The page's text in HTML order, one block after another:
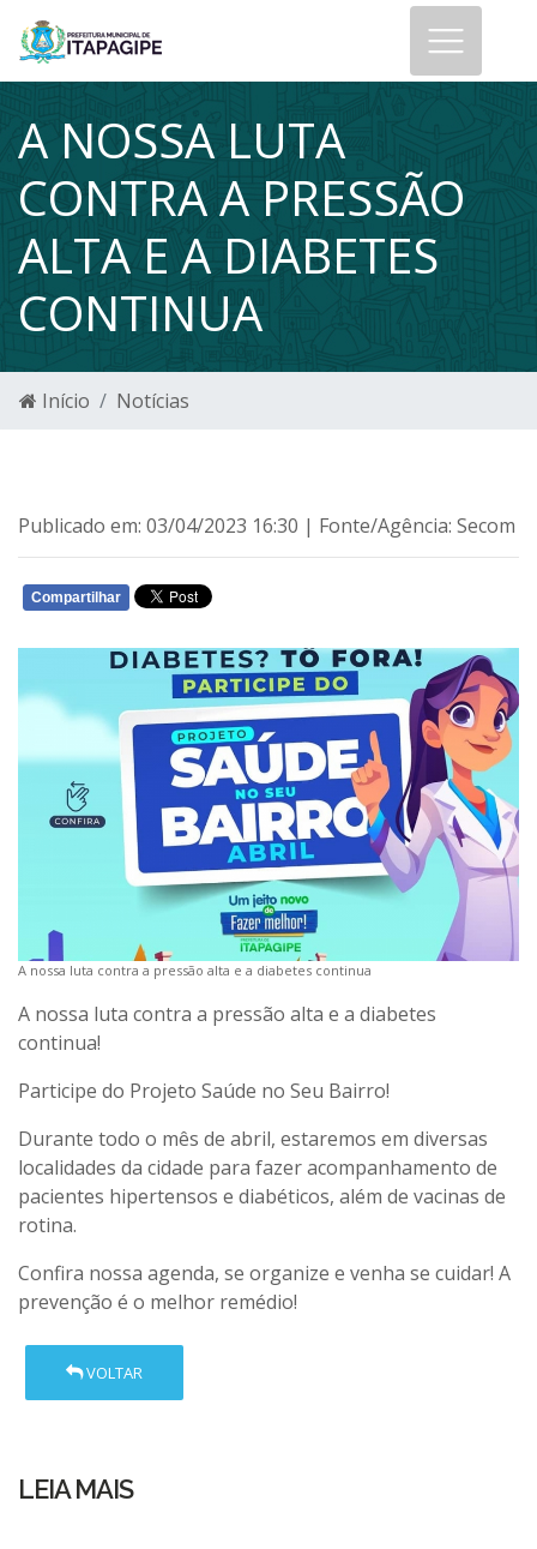
A NOSSA LUTA
CONTRA A PRESSÃO
ALTA E A DIABETES
CONTINUA
Início Notícias
Publicado em: 03/04/2023 16:30 | Fonte/Agência: Secom
Compartilhar
A nossa luta contra a pressão alta e a diabetes continua
A nossa luta contra a pressão alta e a diabetes
continua!
Participe do Projeto Saúde no Seu Bairro!
Durante todo o mês de abril, estaremos em diversas
localidades da cidade para fazer acompanhamento de
pacientes hipertensos e diabéticos, além de vacinas de
rotina.
Confira nossa agenda, se organize e venha se cuidar! A
prevenção é o melhor remédio!
VOLTAR
LEIA MAIS